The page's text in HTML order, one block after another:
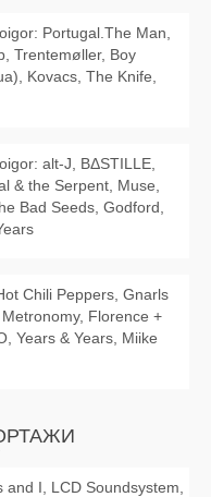
Portugal.The Man,
Trentemøller, Boy
Kovacs, The Knife,
alt‑J, BΔSTILLE,
& the Serpent, Muse,
Bad Seeds, Godford,
Chili Peppers, Gnarls
Florence +
Years & Years, Miike
and I, LCD Soundsystem,